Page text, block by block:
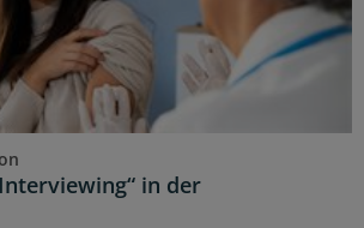
in der